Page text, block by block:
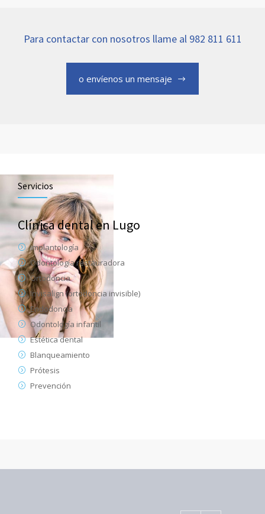
Para contactar con nosotros llame al 982 811 611
o envíenos un mensaje
Servicios
Clínica dental en Lugo
Implantología
Odontología restauradora
Ortodoncia
Invisalign (ortodoncia invisible)
Endodoncia
Odontología infantil
Estética dental
Blanqueamiento
Prótesis
Prevención